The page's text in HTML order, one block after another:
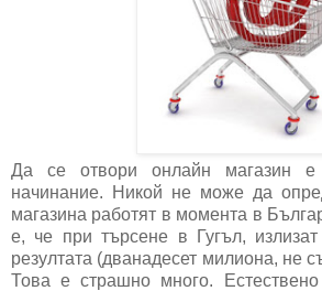
Да се отвори онлайн магазин е
начинание. Никой не може да
магазина работят в момента в
е, че при търсене в Гугъл,
резултата (дванадесет милиона, не
Това е страшно много.